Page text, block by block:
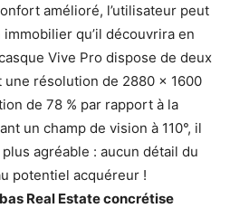
amélioré, l’utilisateur peut
qu’il découvrira en
Vive Pro dispose de deux
une résolution de 2880 × 1600
de 78 % par rapport à la
un champ de vision à 110°, il
agréable : aucun détail du
potentiel acquéreur !
Real Estate concrétise